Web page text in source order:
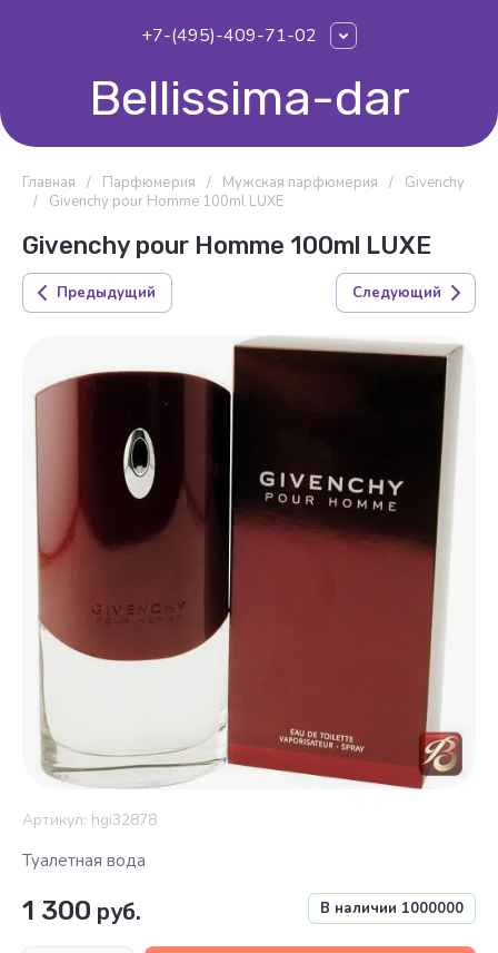
+7-(495)-409-71-02
Bellissima-dar
Главная / Парфюмерия / Мужская парфюмерия /
Givenchy
/
Givenchy pour Homme 100ml LUXE
Givenchy pour Homme 100ml LUXE
Предыдущий Следующий
Артикул: hgi32878
Туалетная вода
В наличии 1000000
1 300 руб.